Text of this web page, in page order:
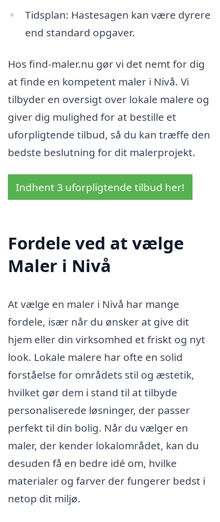
Tidsplan: Hastesagen kan være dyrere
end standard opgaver.
Hos find-maler.nu gør vi det nemt for dig
at finde en kompetent maler i Nivå. Vi
tilbyder en oversigt over lokale malere og
giver dig mulighed for at bestille et
uforpligtende tilbud, så du kan træffe den
bedste beslutning for dit malerprojekt.
Indhent 3 uforpligtende tilbud her!
Fordele ved at vælge
Maler i Nivå
At vælge en maler i Nivå har mange
fordele, især når du ønsker at give dit
hjem eller din virksomhed et friskt og nyt
look. Lokale malere har ofte en solid
forståelse for områdets stil og æstetik,
hvilket gør dem i stand til at tilbyde
personaliserede løsninger, der passer
perfekt til din bolig. Når du vælger en
maler, der kender lokalområdet, kan du
desuden få en bedre idé om, hvilke
materialer og farver der fungerer bedst i
netop dit miljø.